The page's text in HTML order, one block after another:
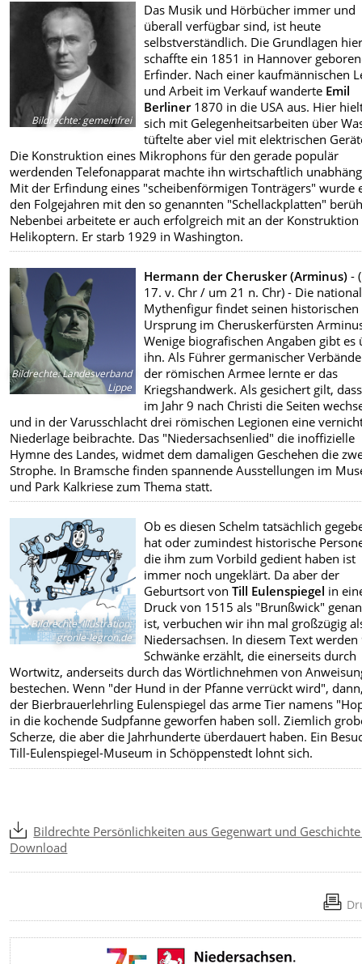
Bildrechte:gemeinfrei
Das Musik und Hörbücher immer und
überall verfügbar sind, ist heute
selbstverständlich. Die Grundlagen
schaffte ein 1851 in Hannover
Erfinder. Nach einer kaufmännischen
und Arbeit im Verkauf wanderte Emil
Berliner1870 in die USA aus. Hier
sich mit Gelegenheitsarbeiten über
tüftelte aber viel mit elektrischen
Die Konstruktion eines Mikrophons für den gerade populär
werdenden Telefonapparat machte ihn wirtschaftlich
Mit der Erfindung eines "scheibenförmigen Tonträgers" wurde
den Folgejahren mit den so genannten "Schellackplatten"
Nebenbei arbeitete er auch erfolgreich mit an der
Helikoptern. Er starb 1929 in Washington.
Bildrechte:Landesverband
Lippe
Hermann der Cherusker (Arminus) -
17. v. Chr / um 21 n. Chr) - Die
Mythenfigur findet seinen historischen
Ursprung im Cheruskerfürsten
Wenige biografischen Angaben gibt es
ihn. Als Führer germanischer
der römischen Armee lernte er das
Kriegshandwerk. Als gesichert gilt,
im Jahr 9 nach Christi die Seiten
und in der Varusschlacht drei römischen Legionen eine
Niederlage beibrachte. Das "Niedersachsenlied" die inoffizielle
Hymne des Landes, widmet dem damaligen Geschehen die
Strophe. In Bramsche finden spannende Ausstellungen im
und Park Kalkriese zum Thema statt.
Bildrechte:Illustration:
gronle-legron.de
Ob es diesen Schelm tatsächlich
hat oder zumindest historische
die ihm zum Vorbild gedient haben ist
immer noch ungeklärt. Da aber der
Geburtsort vonTill Eulenspiegel in
Druck von 1515 als "Brunßwick"
ist, verbuchen wir ihn mal großzügig
Niedersachsen. In diesem Text werden
Schwänke erzählt, die einerseits durch
Wortwitz, anderseits durch das Wörtlichnehmen von
bestechen. Wenn "der Hund in der Pfanne verrückt wird",
der Bierbrauerlehrling Eulenspiegel das arme Tier namens
in die kochende Sudpfanne geworfen haben soll. Ziemlich
Scherze, die aber die Jahrhunderte überdauert haben. Ein
Till-Eulenspiegel-Museum in Schöppenstedt lohnt sich.
Bildrechte Persönlichkeiten aus Gegenwart und
Download